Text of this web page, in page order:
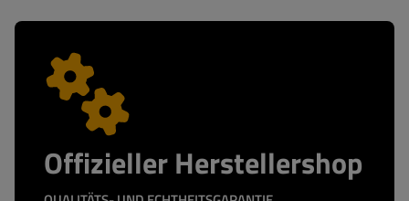
Offizieller Herstellershop